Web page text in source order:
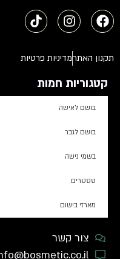
תקנון האתרמדיניות פרטיות
קטגוריות חמות
בושם לאישה
בושם לגבר
בשמי נישה
טסטרים
מארזי בישום
צור קשר
info@bosmetic.co.il